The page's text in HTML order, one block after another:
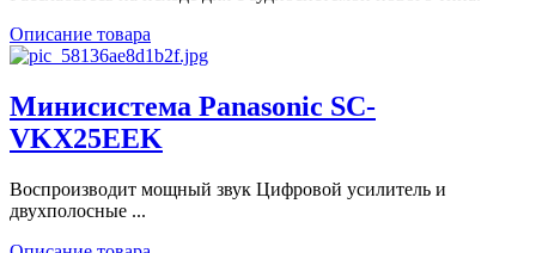
Описание товара
Минисистема Panasonic SC-
VKX25EEK
Воспроизводит мощный звук Цифровой усилитель и
двухполосные ...